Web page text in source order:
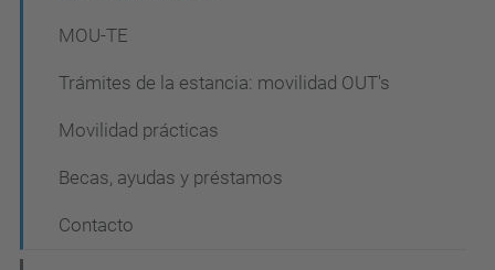
MOU-TE
Trámites de la estancia: movilidad OUT's
Movilidad prácticas
Becas, ayudas y préstamos
Contacto